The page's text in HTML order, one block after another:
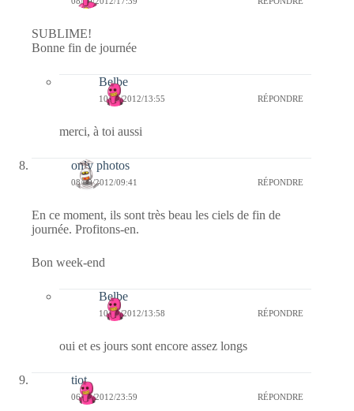
SUBLIME!
Bonne fin de journée
Belbe
10/09/2012/13:55 RÉPONDRE
merci, à toi aussi
only photos
08/09/2012/09:41 RÉPONDRE
En ce moment, ils sont très beau les ciels de fin de
journée. Profitons-en.
Bon week-end
Belbe
10/09/2012/13:58 RÉPONDRE
oui et es jours sont encore assez longs
tiot
06/09/2012/23:59 RÉPONDRE